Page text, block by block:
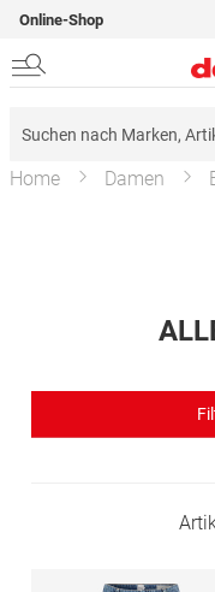
Online-Shop
Home Damen